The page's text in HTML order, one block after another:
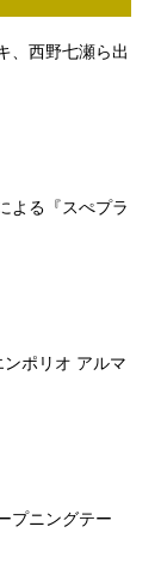
、西野七瀬ら出
よる『スぺプラ
ポリオ アルマ
プニングテー